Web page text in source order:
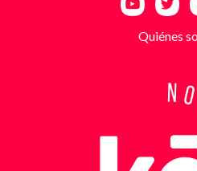
la supuesta “capacidad de
antiextorsión que se
investigadores revisaron
seguridad públicas y
cerca de 300 horas de
de reconstruir los
y establecer patrones de
seguimiento permitió
Quiénes